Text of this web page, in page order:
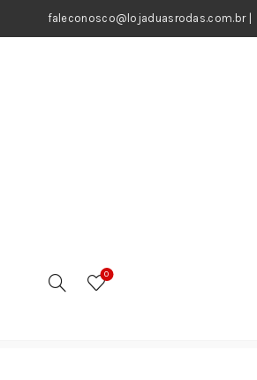
faleconosco@lojaduasrodas.com.br|
0